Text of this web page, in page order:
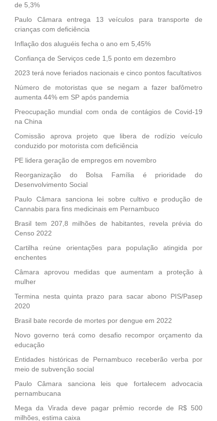
de 5,3%
Paulo Câmara entrega 13 veículos para transporte de
crianças com deficiência
Inflação dos aluguéis fecha o ano em 5,45%
Confiança de Serviços cede 1,5 ponto em dezembro
2023 terá nove feriados nacionais e cinco pontos facultativos
Número de motoristas que se negam a fazer bafômetro
aumenta 44% em SP após pandemia
Preocupação mundial com onda de contágios de Covid-19
na China
Comissão aprova projeto que libera de rodízio veículo
conduzido por motorista com deficiência
PE lidera geração de empregos em novembro
Reorganização do Bolsa Família é prioridade do
Desenvolvimento Social
Paulo Câmara sanciona lei sobre cultivo e produção de
Cannabis para fins medicinais em Pernambuco
Brasil tem 207,8 milhões de habitantes, revela prévia do
Censo 2022
Cartilha reúne orientações para população atingida por
enchentes
Câmara aprovou medidas que aumentam a proteção à
mulher
Termina nesta quinta prazo para sacar abono PIS/Pasep
2020
Brasil bate recorde de mortes por dengue em 2022
Novo governo terá como desafio recompor orçamento da
educação
Entidades históricas de Pernambuco receberão verba por
meio de subvenção social
Paulo Câmara sanciona leis que fortalecem advocacia
pernambucana
Mega da Virada deve pagar prêmio recorde de R$ 500
milhões, estima caixa